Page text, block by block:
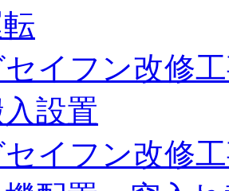
セイフン改修
設置
セイフン改修